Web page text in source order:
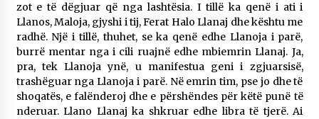
KALLARATI NË AKSIONET KOMBËTARE PËR
RINDËRTIMIN E VENDIT – NGA ÇIZE XHAFERAJ
22/09/2025
zot e të dëgjuar që nga lashtësia. I tillë ka qenë i ati i
Llanos, Maloja, gjyshi i tij, Ferat Halo Llanaj dhe kështu me
radhë. Një i tillë, thuhet, se ka qenë edhe Llanoja i parë,
burrë mentar nga i cili ruajnë edhe mbiemrin Llanaj. Ja,
pra, tek Llanoja ynë, u manifestua geni i zgjuarsisë,
trashëguar nga Llanoja i parë. Në emrin tim, pse jo dhe të
shoqatës, e falënderoj dhe e përshëndes për këtë punë të
nderuar. Llano Llanaj ka shkruar edhe libra të tjerë. Ai